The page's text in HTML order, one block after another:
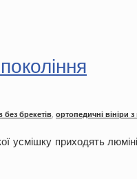
без брекетів ортопедичні вініри з
усмішку приходять